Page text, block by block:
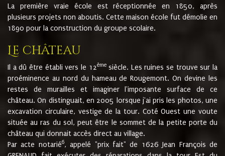
La première vraie école est réceptionnée en 1850, après
plusieurs projets non aboutis. Cette maison école fut démolie en
1890 pour la construction du groupe scolaire.
Le château
Il a dû être établi vers le 12èmesiècle. Les ruines se trouve sur la
proéminence au nord du hameau de Rougemont. On devine les
restes de murailles et imaginer l'imposante surface de ce
château. On distinguait, en 2005 lorsque j'ai pris les photos, une
excavation circulaire, vestige de la tour. Coté Ouest une voute
située au ras du sol, peut être le sommet de la petite porte du
château qui donnait accès direct au village.
Par acte notarié6, appelé "prix fait" de 1626 Jean François de